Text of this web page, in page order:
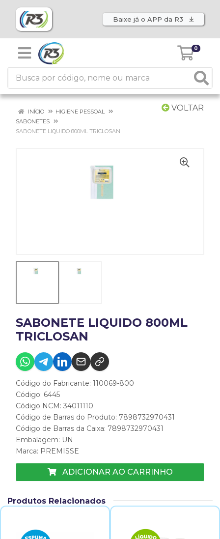
Baixe já o APP da R3
0
VOLTAR
INÍCIO
HIGIENE PESSOAL
SABONETES
SABONETE LIQUIDO 800ML TRICLOSAN
SABONETE LIQUIDO 800ML
TRICLOSAN
Código do Fabricante: 110069-800
Código: 6445
Código NCM: 34011110
Código de Barras do Produto: 7898732970431
Código de Barras da Caixa: 7898732970431
Embalagem: UN
Marca: PREMISSE
ADICIONAR AO CARRINHO
Produtos Relacionados